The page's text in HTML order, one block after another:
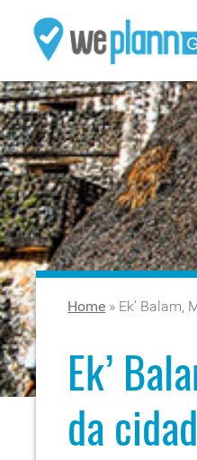
Home » Ek’ Balam,
Ek’
da